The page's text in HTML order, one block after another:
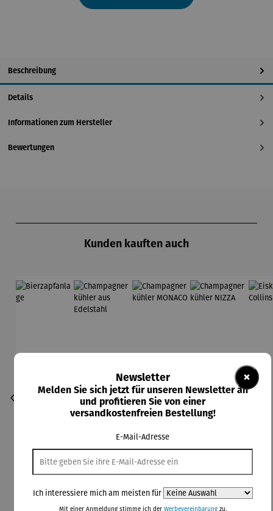
Beschreibung
Details
Informationen zum Hersteller
Bewertungen
Kunden kauften auch
×
Newsletter
Melden Sie sich jetzt für unseren Newsletter an
und profitieren Sie von einer
versandkostenfreien Bestellung!
E-Mail-Adresse
Ich interessiere mich am meisten für
Mit einer Anmeldung stimme ich der Werbevereinbarungzu.